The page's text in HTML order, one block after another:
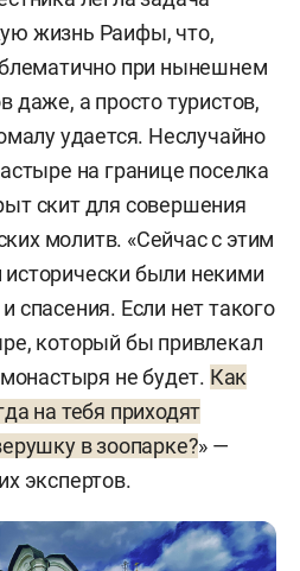
жизнь Раифы, что,
при нынешнем
даже, а просто туристов,
удается. Неслучайно
на границе поселка
скит для совершения
молитв. «Сейчас с этим
были некими
спасения. Если нет такого
который бы привлекал
не будет. Как
на тебя приходят
в зоопарке?» —
экспертов.